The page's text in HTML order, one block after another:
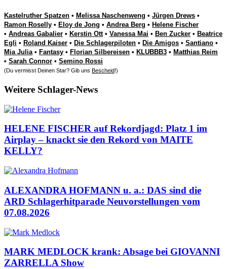
Kastelruther Spatzen • Melissa Naschenweng • Jürgen Drews •
Ramon Roselly • Eloy de Jong • Andrea Berg • Helene Fischer
• Andreas Gabalier • Kerstin Ott• Vanessa Mai • Ben Zucker • Beatrice
Egli • Roland Kaiser • Die Schlagerpiloten • Die Amigos • Santiano •
Mia Julia• Fantasy • Florian Silbereisen • KLUBBB3 • Matthias Reim
• Sarah Connor • Semino Rossi
(Du vermisst Deinen Star? Gib uns Bescheid!)
Weitere Schlager-News
HELENE FISCHER auf Rekordjagd: Platz 1 im
Airplay – knackt sie den Rekord von MAITE
KELLY?
ALEXANDRA HOFMANN u. a.: DAS sind die
ARD Schlagerhitparade Neuvorstellungen vom
07.08.2026
MARK MEDLOCK krank: Absage bei GIOVANNI
ZARRELLA Show